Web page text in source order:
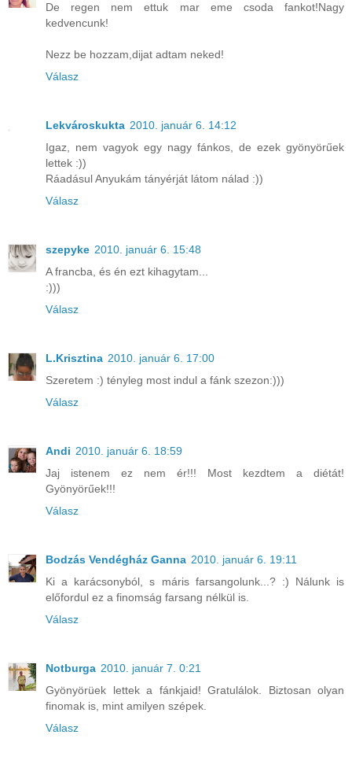
De regen nem ettuk mar eme csoda fankot!Nagy
kedvencunk!
Nezz be hozzam,dijat adtam neked!
Válasz
Lekvároskukta 2010. január 6. 14:12
Igaz, nem vagyok egy nagy fánkos, de ezek gyönyörűek
lettek :))
Ráadásul Anyukám tányérját látom nálad :))
Válasz
szepyke 2010. január 6. 15:48
A francba, és én ezt kihagytam...
:)))
Válasz
L.Krisztina 2010. január 6. 17:00
Szeretem :) tényleg most indul a fánk szezon:)))
Válasz
Andi 2010. január 6. 18:59
Jaj istenem ez nem ér!!! Most kezdtem a diétát!
Gyönyörűek!!!
Válasz
Bodzás Vendégház Ganna 2010. január 6. 19:11
Ki a karácsonyból, s máris farsangolunk...? :) Nálunk is
előfordul ez a finomság farsang nélkül is.
Válasz
Notburga 2010. január 7. 0:21
Gyönyörüek lettek a fánkjaid! Gratulálok. Biztosan olyan
finomak is, mint amilyen szépek.
Válasz